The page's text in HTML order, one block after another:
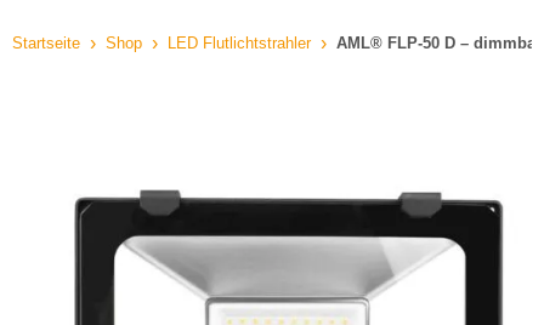
Startseite Shop LED Flutlichtstrahler AML® FLP-50 D –